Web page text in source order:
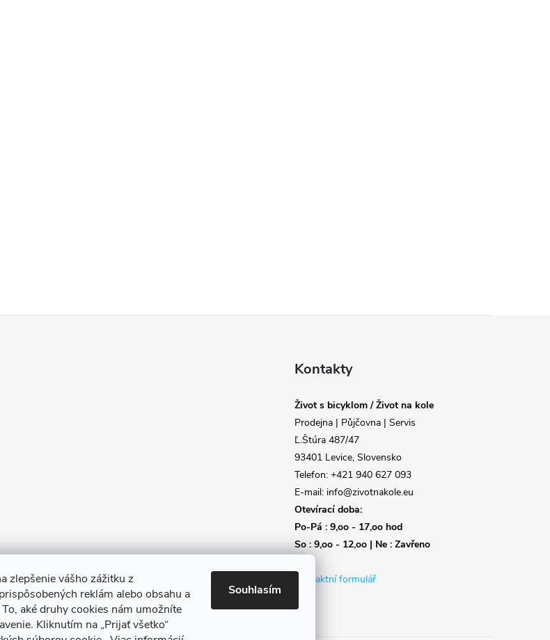
zlepšenie vášho zážitku z
reklám alebo obsahu a
To, aké druhy cookies nám umožníte
Kliknutím na „Prijať všetko“
Souhlasím
Kontakty
Život s bicyklom / Život na kole
Prodejna | Půjčovna | Servis
Ľ.Štúra 487/47
93401 Levice, Slovensko
Telefon: +421 940 627 093
E-mail: info@zivotnakole.eu
Otevírací doba:
Po-Pá : 9,oo - 17,oo hod
So : 9,oo - 12,oo | Ne : Zavřeno
Kontaktní formulář